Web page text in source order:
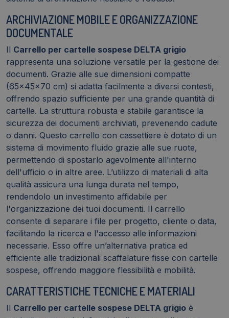
ARCHIVIAZIONE MOBILE E ORGANIZZAZIONE
DOCUMENTALE
Il Carrello per cartelle sospese DELTA grigio
rappresenta una soluzione versatile per la gestione dei
documenti. Grazie alle sue dimensioni compatte
(65x45x70 cm) si adatta facilmente a diversi contesti,
offrendo spazio sufficiente per una grande quantità di
cartelle. La struttura robusta e stabile garantisce la
sicurezza dei documenti archiviati, prevenendo cadute
o danni. Questo carrello con cassettiere è dotato di un
sistema di movimento fluido grazie alle sue ruote,
permettendo di spostarlo agevolmente all'interno
dell'ufficio o in altre aree. L’utilizzo di materiali di alta
qualità assicura una lunga durata nel tempo,
rendendolo un investimento affidabile per
l'organizzazione dei tuoi documenti. Il carrello
consente di separare i file per progetto, cliente o data,
facilitando la ricerca e l'accesso alle informazioni
necessarie. Esso offre un’alternativa pratica ed
efficiente alle tradizionali scaffalature fisse con cartelle
sospese, offrendo maggiore flessibilità e mobilità.
CARATTERISTICHE TECNICHE E MATERIALI
Il Carrello per cartelle sospese DELTA grigio è